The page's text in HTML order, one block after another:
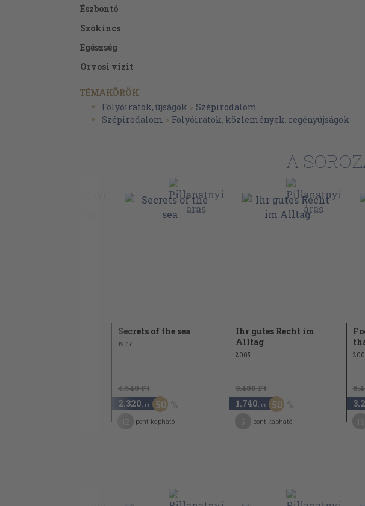
Észbontó
Szókincs
Egészség
Orvosi vizit
Apafej
Föld körüli kérdés
Nevetés
TÉMAKÖRÖK
Folyóiratok, újságok > Szépirodalom
Szépirodalom > Folyóiratok, közlemények, regényújságok
A
Secrets of the sea
1977
4.640 Ft
2.320 ,-Ft 50
pont kapható
Ihr gutes Recht im
Alltag
2005
3.480 Ft
1.740 ,-Ft 50
pont kapható